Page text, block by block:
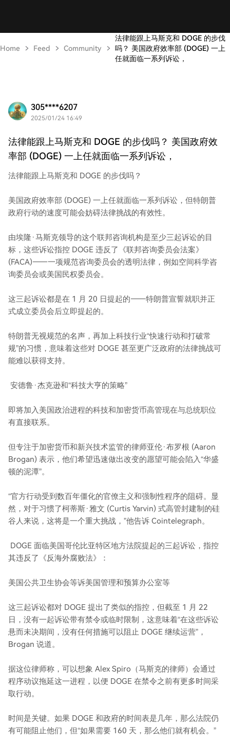
Home Feed Community
法律能跟上马斯克和 DOGE 的步伐
吗？ 美国政府效率部 (DOGE) 一上
任就面临一系列诉讼，
305****6207
2025/01/24 16:49
法律能跟上马斯克和 DOGE 的步伐吗？ 美国政府效
率部 (DOGE) 一上任就面临一系列诉讼，
法律能跟上马斯克和 DOGE 的步伐吗？
美国政府效率部 (DOGE) 一上任就面临一系列诉讼，但特朗普
政府行动的速度可能会妨碍法律挑战的有效性。
由埃隆·马斯克领导的这个联邦咨询机构是至少三起诉讼的目
标，这些诉讼指控 DOGE 违反了《联邦咨询委员会法案》
(FACA)——一项规范咨询委员会的透明法律，例如空间科学咨
询委员会或美国民权委员会。
这三起诉讼都是在 1 月 20 日提起的——特朗普宣誓就职并正
式成立委员会后立即提起的。
特朗普无视规范的名声，再加上科技行业“快速行动和打破常
规”的习惯，意味着这些对 DOGE 甚至更广泛政府的法律挑战可
能难以获得支持。
安德鲁·杰克逊和“科技大亨的策略”
即将加入美国政治进程的科技和加密货币高管现在与总统职位
有直接联系。
但专注于加密货币和新兴技术监管的律师亚伦·布罗根 (Aaron
Brogan) 表示，他们希望迅速做出改变的愿望可能会陷入“华盛
顿的泥潭”。
“官方行动受到数百年僵化的官僚主义和强制性程序的阻碍。显
然，对于习惯了柯蒂斯·雅文 (Curtis Yarvin) 式高管封建制的硅
谷人来说，这将是一个重大挑战，”他告诉 Cointelegraph。
DOGE 面临美国哥伦比亚特区地方法院提起的三起诉讼，指控
其违反了《反海外腐败法》：
美国公共卫生协会等诉美国管理和预算办公室等
这三起诉讼都对 DOGE 提出了类似的指控，但截至 1 月 22
日，没有一起诉讼带有禁令或临时限制，这意味着“在这些诉讼
悬而未决期间，没有任何措施可以阻止 DOGE 继续运营”，
Brogan 说道。
据这位律师称，可以想象 Alex Spiro（马斯克的律师）会通过
程序动议拖延这一进程，以便 DOGE 在禁令之前有更多时间采
取行动。
时间是关键。如果 DOGE 和政府的时间表是几年，那么法院仍
有可能阻止他们，但“如果需要 160 天，那么他们就有机会。”